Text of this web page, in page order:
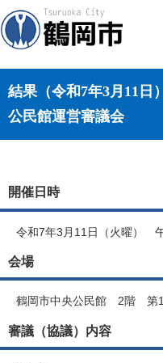
結果（令和7年3月11日
公民館運営審議会
開催日時
令和7年3月11日（火曜）
会場
鶴岡市中央公民館 2階 第
審議（協議）内容